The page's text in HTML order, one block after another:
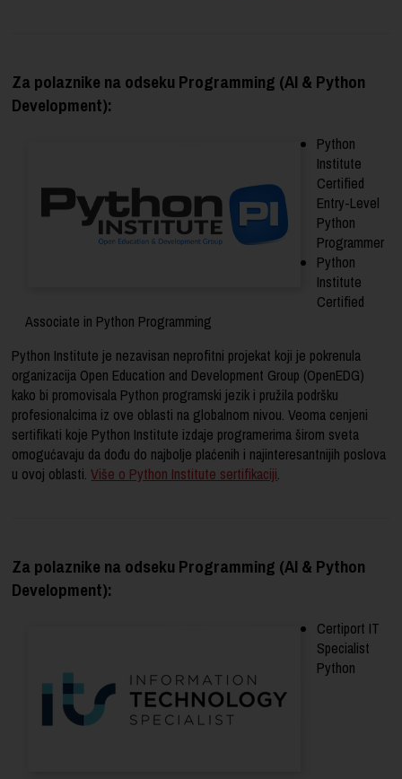
Za polaznike na odseku Programming (AI & Python
Development):
Python
Institute
Certified
Entry-Level
Python
Programmer
Python
Institute
Certified
Associate in Python Programming
Python Institute je nezavisan neprofitni projekat koji je pokrenula
organizacija Open Education and Development Group (OpenEDG)
kako bi promovisala Python programski jezik i pružila podršku
profesionalcima iz ove oblasti na globalnom nivou. Veoma cenjeni
sertifikati koje Python Institute izdaje programerima širom sveta
omogućavaju da dođu do najbolje plaćenih i najinteresantnijih poslova
u ovoj oblasti.Više o Python Institute sertifikaciji.
Za polaznike na odseku Programming (AI & Python
Development):
Certiport IT
Specialist
Python